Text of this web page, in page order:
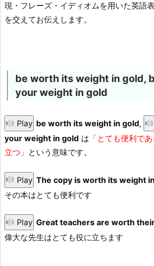
現・フレーズ・イディオムを用いた英語
を交えてお伝えします。
be worth its weight in gold,
your weight in gold
Play be worth its weight in gold,
your weight in gold は 「とても便利で
立つ」 という意味です。
Play The copy is worth its weight
その本はとても便利です
Play Great teachers are worth
偉大な先生はとても役に立ちます